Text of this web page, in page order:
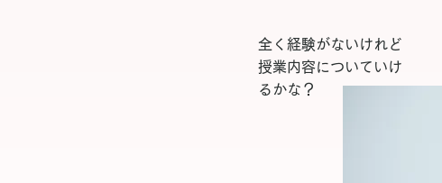
全く経験がないけれど
授業内容についていけ
るかな？